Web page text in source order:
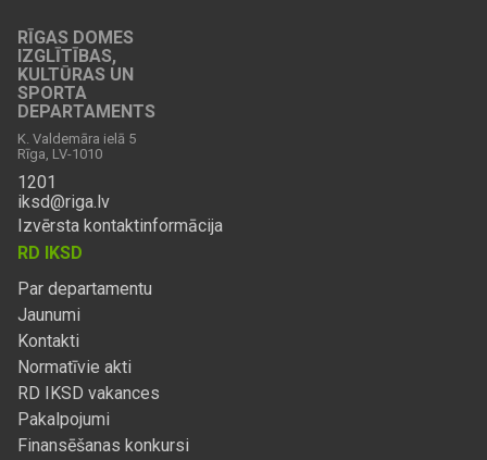
RĪGAS DOMES
IZGLĪTĪBAS,
KULTŪRAS UN
SPORTA
DEPARTAMENTS
K. Valdemāra ielā 5
Rīga, LV-1010
1201
iksd@riga.lv
Izvērsta kontaktinformācija
RD IKSD
Par departamentu
Jaunumi
Kontakti
Normatīvie akti
RD IKSD vakances
Pakalpojumi
Finansēšanas konkursi